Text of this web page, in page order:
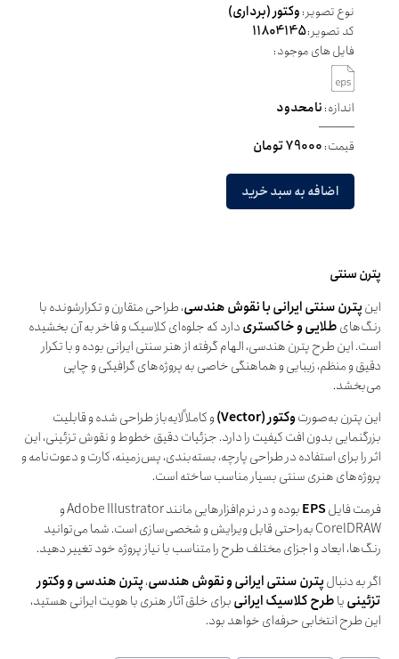
نوع تصویر:وکتور (برداری)
کد تصویر:11804145
فایل های موجود:
اندازه:نامحدود
قیمت:79000 تومان
اضافه به سبد خرید
پترن سنتی
اینپترن سنتی ایرانی با نقوش هندسی، طراحی متقارن و تکرارشونده با
رنگ‌هایطلایی و خاکستریدارد که جلوه‌ای کلاسیک و فاخر به آن بخشیده
است. این طرح پترن هندسی، الهام گرفته از هنر سنتی ایرانی بوده و با تکرار
دقیق و منظم، زیبایی و هماهنگی خاصی به پروژه‌های گرافیکی و چاپی
می‌بخشد.
این پترن به‌صورتوکتور (Vector)
و کاملاً لایه‌باز طراحی شده و قابلیت
بزرگنمایی بدون افت کیفیت را دارد. جزئیات دقیق خطوط و نقوش تزئینی، این
اثر را برای استفاده در طراحی پارچه، بسته‌بندی، پس‌زمینه، کارت و دعوت‌نامه و
پروژه‌های هنری سنتی بسیار مناسب ساخته است.
فرمت فایلEPS
بوده و در نرم‌افزارهایی مانند Adobe Illustrator و
CorelDRAW به‌راحتی قابل ویرایش و شخصی‌سازی است. شما می‌توانید
رنگ‌ها، ابعاد و اجزای مختلف طرح را متناسب با نیاز پروژه خود تغییر دهید.
اگر به دنبالپترن سنتی ایرانی و نقوش هندسی،پترن هندسی و وکتور
تزئینییاطرح کلاسیک ایرانیبرای خلق آثار هنری با هویت ایرانی هستید،
این طرح انتخابی حرفه‌ای خواهد بود.